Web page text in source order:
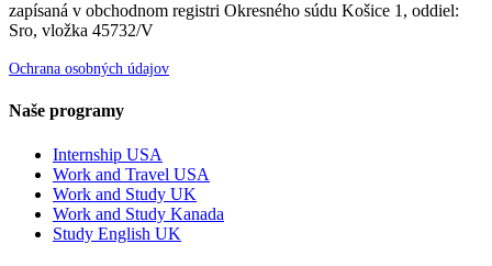
zapísaná v obchodnom registri Okresného súdu Košice 1, oddiel:
Sro, vložka 45732/V
Ochrana osobných údajov
Naše programy
Internship USA
Work and Travel USA
Work and Study UK
Work and Study Kanada
Study English UK